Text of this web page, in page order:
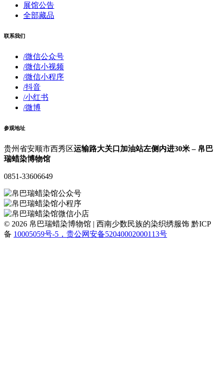
展馆公告
全部藏品
联系我们
/微信公众号
/微信小视频
/微信小程序
/抖音
/小红书
/微博
参观地址
贵州省安顺市西秀区运输路大关口加油站左侧内进30米 – 帛巴
瑞蜡染博物馆
0851-33606649
© 2026 帛巴瑞蜡染博物馆 | 西南少数民族的染织绣服饰 黔ICP
备 10005059号-5，贵公网安备52040002000113号